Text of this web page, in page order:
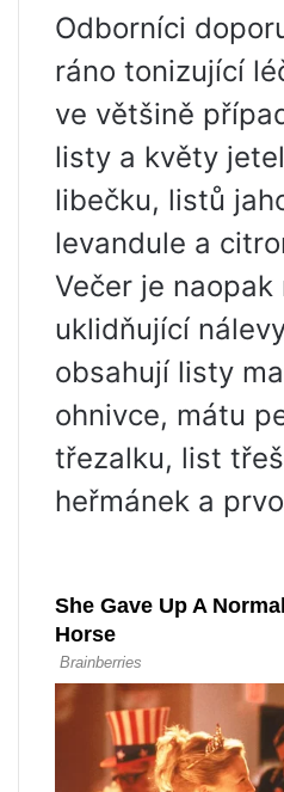
Odborníci
ráno tonizující
ve většině
listy a květy
libečku, listů
levandule a
Večer je
uklidňující
obsahují listy
ohnivce, mátu
třezalku, list
heřmánek a